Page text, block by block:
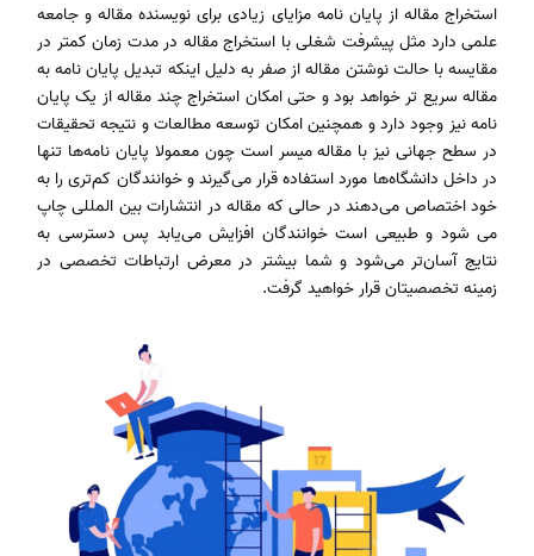
استخراج مقاله از پایان نامه مزایای زیادی برای نویسنده مقاله و جامعه
علمی دارد مثل پیشرفت شغلی با استخراج مقاله در مدت زمان کمتر در
مقایسه با حالت نوشتن مقاله از صفر به دلیل اینکه تبدیل پایان‌ نامه به
مقاله سریع‌ تر خواهد بود و حتی امکان استخراج چند مقاله از یک پایان
نامه نیز وجود دارد و همچنین امکان توسعه مطالعات و نتیجه تحقیقات
در سطح جهانی نیز با مقاله میسر است چون معمولا پایان ‌نامه‌ها تنها
در داخل دانشگاه‌ها مورد استفاده قرار می‌گیرند و خوانندگان کم‌تری را به
خود اختصاص می‌دهند در حالی که مقاله در انتشارات بین المللی چاپ
می شود و طبیعی است خوانندگان افزایش می‌یابد پس دسترسی به
نتایج آسان‌تر می‌شود و شما بیشتر در معرض ارتباطات تخصصی در
زمینه تخصصیتان قرار خواهید گرفت.